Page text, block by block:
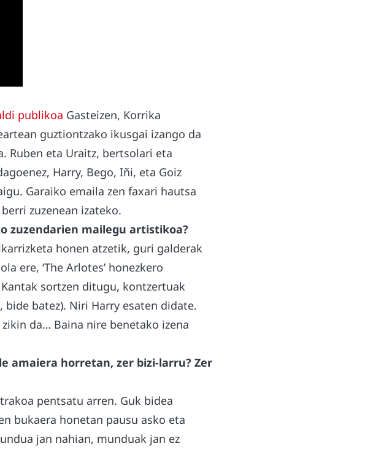
publikoa Gasteizen, Korrika
guztiontzako ikusgai izango da
Ruben eta Uraitz, bertsolari eta
Harry, Bego, Iñi, eta Goiz
Garaiko emaila zen faxari hautsa
zuzenean izateko.
zuzendarien mailegu artistikoa?
honen atzetik, guri galderak
ere, ‘The Arlotes’ honezkero
sortzen ditugu, kontzertuak
batez). Niri Harry esaten didate.
da… Baina nire benetako izena
amaiera horretan, zer bizi-larru? Zer
pentsatu arren. Guk bidea
bukaera honetan pausu asko eta
jan nahian, munduak jan ez